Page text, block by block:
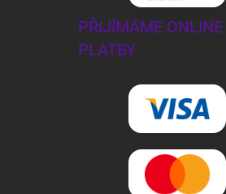
PŘIJÍMÁME ONLINE
PLATBY